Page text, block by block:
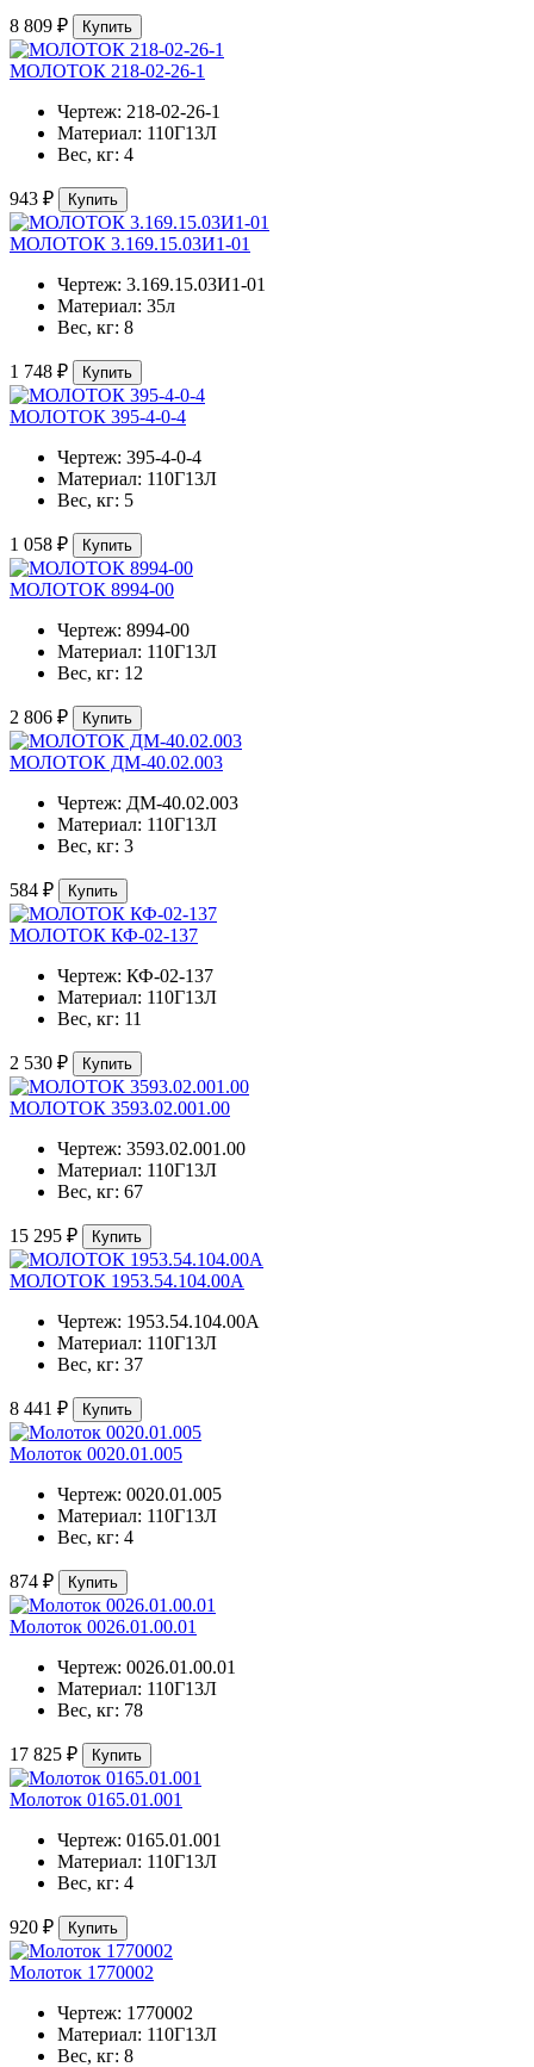
8 809 ₽ Купить
МОЛОТОК 218-02-26-1
Чертеж: 218-02-26-1
Материал: 110Г13Л
Вес, кг: 4
943 ₽ Купить
МОЛОТОК 3.169.15.03И1-01
Чертеж: 3.169.15.03И1-01
Материал: 35л
Вес, кг: 8
1 748 ₽ Купить
МОЛОТОК 395-4-0-4
Чертеж: 395-4-0-4
Материал: 110Г13Л
Вес, кг: 5
1 058 ₽ Купить
МОЛОТОК 8994-00
Чертеж: 8994-00
Материал: 110Г13Л
Вес, кг: 12
2 806 ₽ Купить
МОЛОТОК ДМ-40.02.003
Чертеж: ДМ-40.02.003
Материал: 110Г13Л
Вес, кг: 3
584 ₽ Купить
МОЛОТОК КФ-02-137
Чертеж: КФ-02-137
Материал: 110Г13Л
Вес, кг: 11
2 530 ₽ Купить
МОЛОТОК 3593.02.001.00
Чертеж: 3593.02.001.00
Материал: 110Г13Л
Вес, кг: 67
15 295 ₽ Купить
МОЛОТОК 1953.54.104.00А
Чертеж: 1953.54.104.00А
Материал: 110Г13Л
Вес, кг: 37
8 441 ₽ Купить
Молоток 0020.01.005
Чертеж: 0020.01.005
Материал: 110Г13Л
Вес, кг: 4
874 ₽ Купить
Молоток 0026.01.00.01
Чертеж: 0026.01.00.01
Материал: 110Г13Л
Вес, кг: 78
17 825 ₽ Купить
Молоток 0165.01.001
Чертеж: 0165.01.001
Материал: 110Г13Л
Вес, кг: 4
920 ₽ Купить
Молоток 1770002
Чертеж: 1770002
Материал: 110Г13Л
Вес, кг: 8